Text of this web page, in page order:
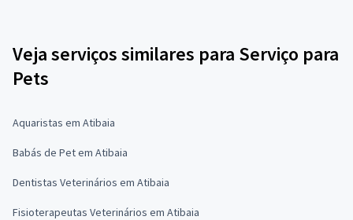
Veja serviços similares para Serviço para
Pets
Aquaristas em Atibaia
Babás de Pet em Atibaia
Dentistas Veterinários em Atibaia
Fisioterapeutas Veterinários em Atibaia